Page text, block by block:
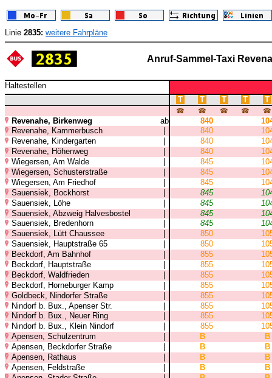
Linie 2835: weitere Fahrpläne
Anruf-Sammel-Taxi
Haltestellen
T
T T T T
☎ ☎ ☎ ☎ ☎
Revenahe, Birkenweg ab 840
Revenahe, Kammerbusch
840
Revenahe, Kindergarten
840
Revenahe, Höhenweg
840
Wiegersen, Am Walde
845
Wiegersen, Schusterstraße
845
Wiegersen, Am Friedhof
845
Sauensiek, Bockhorst
845
Sauensiek, Löhe
| 845
Sauensiek, Abzweig Halvesbostel
| 845
Sauensiek, Bredenhorn
845
Sauensiek, Lütt Chaussee
850
Sauensiek, Hauptstraße 65
850
Beckdorf, Am Bahnhof
855
Beckdorf, Hauptstraße
855
Beckdorf, Waldfrieden
855
Beckdorf, Horneburger Kamp
855
Goldbeck, Nindorfer Straße
| 855
Nindorf b. Bux., Apenser Str.
| 855
Nindorf b. Bux., Neuer Ring
855
Nindorf b. Bux., Klein Nindorf
855
Apensen, Schulzentrum
B
B
Apensen, Beckdorfer Straße
B
B
Apensen, Rathaus
B
B
Apensen, Feldstraße
B
B